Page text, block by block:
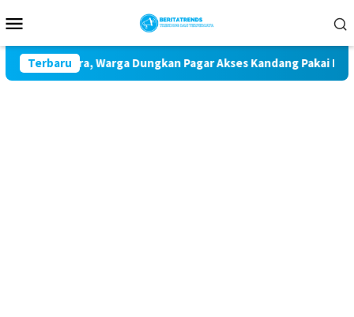
ke
Mobile
Terbaru
Udara, Warga Dungkan Pagar Akses Kandang Pakai